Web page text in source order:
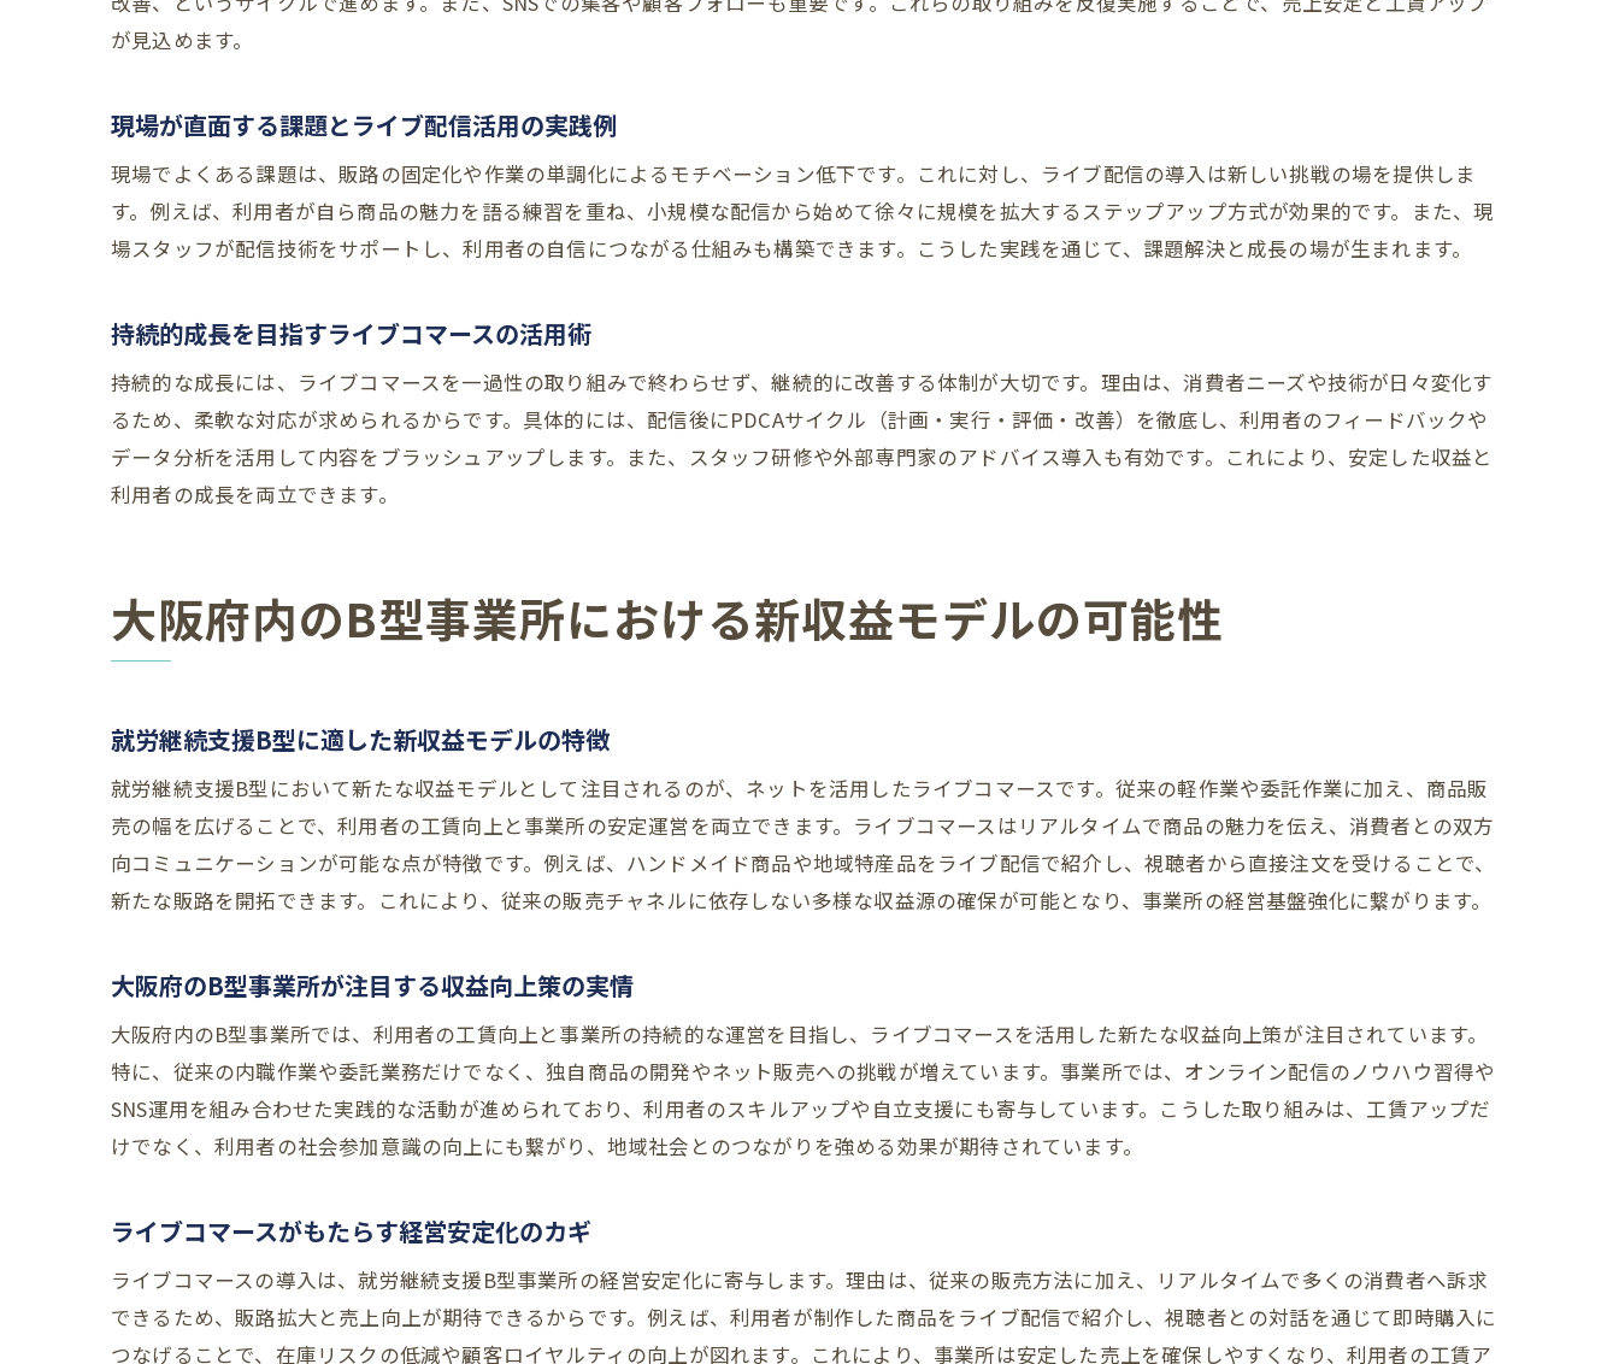
オンライン化がもたらす業務効率化の実例
就労継続支援B型の新規顧客開拓ノウハウ
安定運営のためのIT活用事例を紹介
工賃アップを支えるライブコマースの具体的な手法
就労継続支援B型の工賃向上に直結する配信方法
工賃アップのための販売促進施策を分析
利用者参加型ライブ配信の運営ポイント
就労継続支援B型で成果を出す配信準備の流れ
多様なチャネル活用で広がる仕事の選択肢
ネット販売がもたらす生活支援の変化とは
就労継続支援B型で実践される支援充実法
就労継続支援B型が目指す次世代の収益戦略
ライブコマースを活用した事業所運営の展望
大阪府のB型事業所に必要なリスク管理策
利用者と支援者が共に成長できる仕組み
今後期待される就労継続支援B型の挑戦
が見込めます。
現場が直面する課題とライブ配信活用の実践例
現場でよくある課題は、販路の固定化や作業の単調化によるモチベーション低下です。これに対し、ライブ配信の導入は新しい挑戦の場を提供しま
す。例えば、利用者が自ら商品の魅力を語る練習を重ね、小規模な配信から始めて徐々に規模を拡大するステップアップ方式が効果的です。また、現
場スタッフが配信技術をサポートし、利用者の自信につながる仕組みも構築できます。こうした実践を通じて、課題解決と成長の場が生まれます。
持続的成長を目指すライブコマースの活用術
持続的な成長には、ライブコマースを一過性の取り組みで終わらせず、継続的に改善する体制が大切です。理由は、消費者ニーズや技術が日々変化す
るため、柔軟な対応が求められるからです。具体的には、配信後にPDCAサイクル（計画・実行・評価・改善）を徹底し、利用者のフィードバックや
データ分析を活用して内容をブラッシュアップします。また、スタッフ研修や外部専門家のアドバイス導入も有効です。これにより、安定した収益と
利用者の成長を両立できます。
大阪府内のB型事業所における新収益モデルの可能性
就労継続支援B型に適した新収益モデルの特徴
就労継続支援B型において新たな収益モデルとして注目されるのが、ネットを活用したライブコマースです。従来の軽作業や委託作業に加え、商品販
売の幅を広げることで、利用者の工賃向上と事業所の安定運営を両立できます。ライブコマースはリアルタイムで商品の魅力を伝え、消費者との双方
向コミュニケーションが可能な点が特徴です。例えば、ハンドメイド商品や地域特産品をライブ配信で紹介し、視聴者から直接注文を受けることで、
新たな販路を開拓できます。これにより、従来の販売チャネルに依存しない多様な収益源の確保が可能となり、事業所の経営基盤強化に繋がります。
大阪府のB型事業所が注目する収益向上策の実情
大阪府内のB型事業所では、利用者の工賃向上と事業所の持続的な運営を目指し、ライブコマースを活用した新たな収益向上策が注目されています。
特に、従来の内職作業や委託業務だけでなく、独自商品の開発やネット販売への挑戦が増えています。事業所では、オンライン配信のノウハウ習得や
SNS運用を組み合わせた実践的な活動が進められており、利用者のスキルアップや自立支援にも寄与しています。こうした取り組みは、工賃アップだ
けでなく、利用者の社会参加意識の向上にも繋がり、地域社会とのつながりを強める効果が期待されています。
ライブコマースがもたらす経営安定化のカギ
ライブコマースの導入は、就労継続支援B型事業所の経営安定化に寄与します。理由は、従来の販売方法に加え、リアルタイムで多くの消費者へ訴求
できるため、販路拡大と売上向上が期待できるからです。例えば、利用者が制作した商品をライブ配信で紹介し、視聴者との対話を通じて即時購入に
つなげることで、在庫リスクの低減や顧客ロイヤルティの向上が図れます。これにより、事業所は安定した売上を確保しやすくなり、利用者の工賃ア